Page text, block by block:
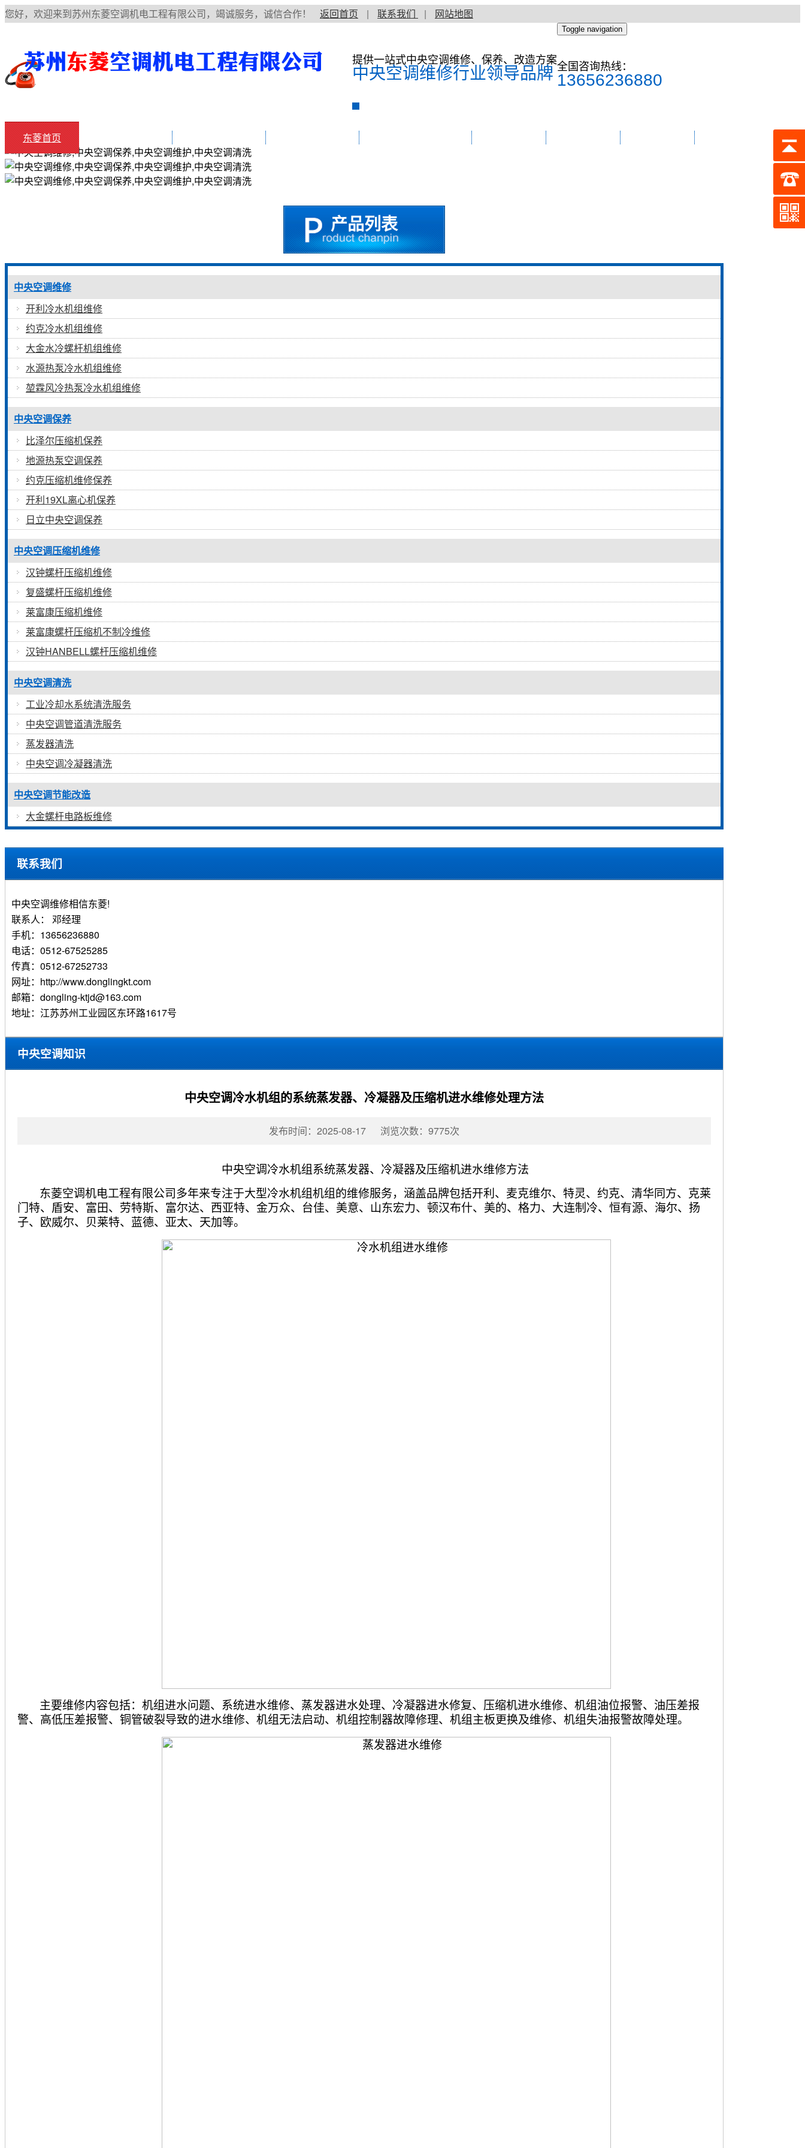
您好，欢迎来到苏州东菱空调机电工程有限公司，竭诚服务，诚信合作！ 返回首页 | 联系我们 | 网站地图
Toggle navigation
提供一站式中央空调维修、保养、改造方案
中央空调维修行业领导品牌 全国咨询热线：
13656236880
东菱首页
产品列表
中央空调维修
开利冷水机组维修
约克冷水机组维修
大金水冷螺杆机组维修
水源热泵冷水机组维修
堃霖风冷热泵冷水机组维修
中央空调保养
比泽尔压缩机保养
地源热泵空调保养
约克压缩机维修保养
开利19XL离心机保养
日立中央空调保养
中央空调压缩机维修
汉钟螺杆压缩机维修
复盛螺杆压缩机维修
莱富康压缩机维修
莱富康螺杆压缩机不制冷维修
汉钟HANBELL螺杆压缩机维修
中央空调清洗
工业冷却水系统清洗服务
中央空调管道清洗服务
蒸发器清洗
中央空调冷凝器清洗
中央空调节能改造
大金螺杆电路板维修
联系我们
中央空调维修相信东菱!
联系人： 邓经理
手机：13656236880
电话：0512-67525285
传真：0512-67252733
网址：http://www.donglingkt.com
邮箱：dongling-ktjd@163.com
地址：江苏苏州工业园区东环路1617号
中央空调知识
中央空调冷水机组的系统蒸发器、冷凝器及压缩机进水维修处理方法
发布时间：2025-08-17 浏览次数：9775次
中央空调冷水机组系统蒸发器、冷凝器及压缩机进水维修方法
东菱空调机电工程有限公司多年来专注于大型冷水机组机组的维修服务，涵盖品牌包括开利、麦克维尔、特灵、约克、清华同方、克莱
门特、盾安、富田、劳特斯、富尔达、西亚特、金万众、台佳、美意、山东宏力、顿汉布什、美的、格力、大连制冷、恒有源、海尔、扬
子、欧威尔、贝莱特、蓝德、亚太、天加等。
主要维修内容包括：机组进水问题、系统进水维修、蒸发器进水处理、冷凝器进水修复、 压缩机进水维修、 机组油位报警、油压差报
警、高低压差报警、铜管破裂导致的进水维修、机组无法启动、机组控制器故障修理、机组主板更换及维修、机组失油报警故障处理。